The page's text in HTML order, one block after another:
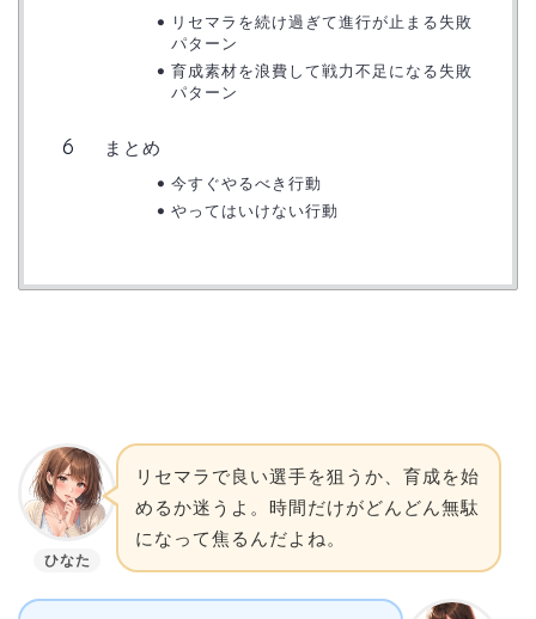
リセマラを続け過ぎて進行が止まる失敗
パターン
育成素材を浪費して戦力不足になる失敗
パターン
まとめ
今すぐやるべき行動
やってはいけない行動
ひなた
リセマラで良い選手を狙うか、育成を始
めるか迷うよ。時間だけがどんどん無駄
になって焦るんだよね。